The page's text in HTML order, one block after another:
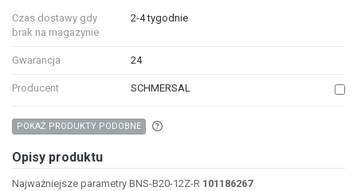
Czas dostawy gdy
brak na magazynie
2-4 tygodnie
Gwarancja 24
Producent SCHMERSAL
POKAŻ PRODUKTY PODOBNE
Opisy produktu
Najważniejsze parametry BNS-B20-12Z-R 101186267